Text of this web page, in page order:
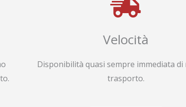
Velocità
Disponibilità quasi sempre immediata di
trasporto.